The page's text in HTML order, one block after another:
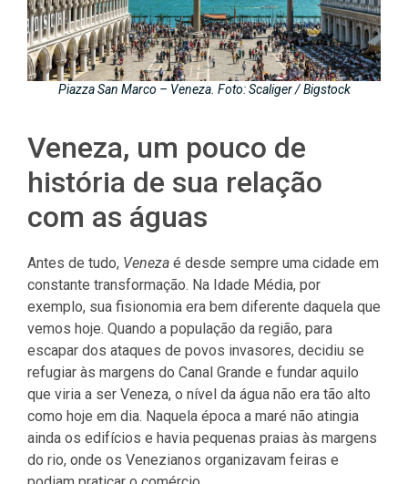
Piazza San Marco – Veneza. Foto: Scaliger / Bigstock
Veneza, um pouco de
história de sua relação
com as águas
Antes de tudo, Veneza é desde sempre uma cidade em
constante transformação. Na Idade Média, por
exemplo, sua fisionomia era bem diferente daquela que
vemos hoje. Quando a população da região, para
escapar dos ataques de povos invasores, decidiu se
refugiar às margens do Canal Grande e fundar aquilo
que viria a ser Veneza, o nível da água não era tão alto
como hoje em dia. Naquela época a maré não atingia
ainda os edifícios e havia pequenas praias às margens
do rio, onde os Venezianos organizavam feiras e